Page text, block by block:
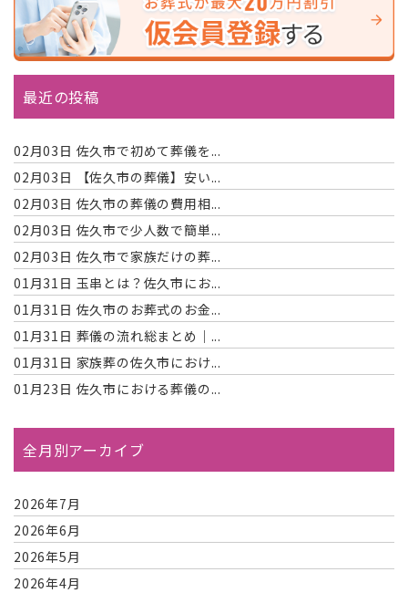
最近の投稿
02月03日 佐久市で初めて葬儀を...
02月03日
【佐久市の葬儀】安い...
02月03日 佐久市の葬儀の費用相...
02月03日 佐久市で少人数で簡単...
02月03日 佐久市で家族だけの葬...
01月31日 玉串とは？佐久市にお...
01月31日 佐久市のお葬式のお金...
01月31日 葬儀の流れ総まとめ｜...
01月31日 家族葬の佐久市におけ...
01月23日 佐久市における葬儀の...
全月別アーカイブ
2026年7月
2026年6月
2026年5月
2026年4月